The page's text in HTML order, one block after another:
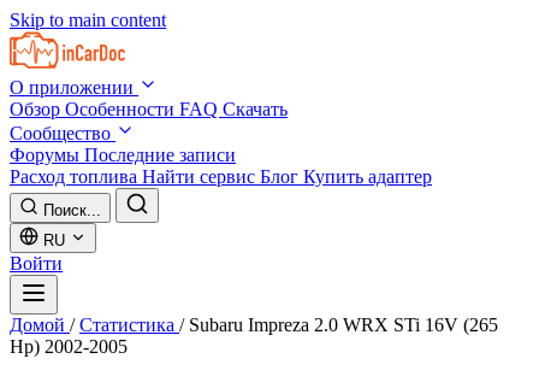
Skip to main content
О приложении
Обзор Особенности FAQ Скачать
Сообщество
Форумы Последние записи
Расход топлива Найти сервис Блог Купить адаптер
Поиск...
RU
Войти
Домой / Статистика / Subaru Impreza 2.0 WRX STi 16V (265
Hp) 2002-2005